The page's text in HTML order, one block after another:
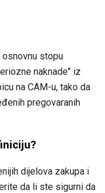
stopu
naknade" iz
na CAM-u, tako da
pregovaranih
dijelova zakupa i
da li ste sigurni da